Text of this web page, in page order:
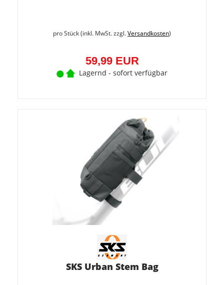
pro Stück (inkl. MwSt. zzgl.Versandkosten)
59,99 EUR
Lagernd - sofort verfügbar
SKS Urban Stem Bag